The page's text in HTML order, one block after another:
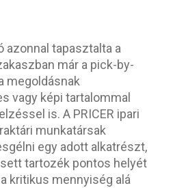
tapasztalta a
már a pick-by-
megoldásnak
vagy képi tartalommal
is. A PRICER ipari
munkatársak
egy adott alkatrészt,
tartozék pontos helyét
kritikus mennyiség alá